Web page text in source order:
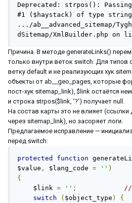
Deprecated: strpos():
#1 ($haystack) of type
.../ab__advanced_sitemap/
dSitemap/XmlBuilder.php on
Причина. В методе generateLinks()
только внутри веток switch. Для типов
ветку default и не реализующих хук
объекты от ab__geo_pages, которые
пост-хук sitemap_link), $link остаётся
и строка strpos($link, '?') получает null.
На состав карты это не влияет
через sitemap_link), но засоряет логи.
Предлагаемое исправление —
перед switch:
protected function
$value , $lang_code = '' )
{
    $link
= '' ;
//
switch
( $object_type )
{